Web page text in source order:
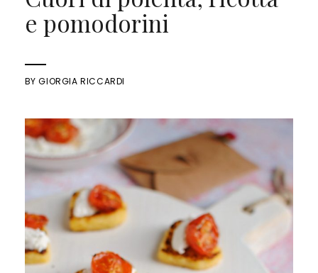
e pomodorini
BYGIORGIA RICCARDI